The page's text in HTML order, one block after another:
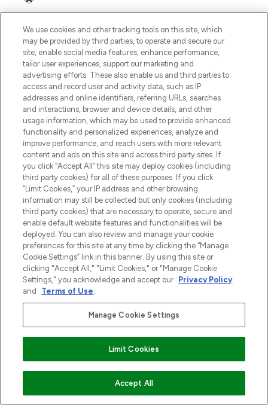
VOEG TOE AAN WINKELMANDJE
We use cookies and other tracking tools on this site, which
may be provided by third parties, to operate and secure our
site, enable social media features, enhance performance,
tailor user experiences, support our marketing and
advertising efforts. These also enable us and third parties to
access and record user and activity data, such as IP
addresses and online identifiers, referring URLs, searches
and interactions, browser and device details, and other
usage information, which may be used to provide enhanced
functionality and personalized experiences, analyze and
improve performance, and reach users with more relevant
content and ads on this site and across third party sites. If
you click “Accept All” this site may deploy cookies (including
third party cookies) for all of these purposes. If you click
“Limit Cookies,” your IP address and other browsing
information may still be collected but only cookies (including
third party cookies) that are necessary to operate, secure and
enable default website features and functionalities will be
deployed. You can also review and manage your cookie
preferences for this site at any time by clicking the “Manage
Cookie Settings” link in this banner. By using this site or
clicking "Accept All," "Limit Cookies," or "Manage Cookie
Settings," you acknowledge and accept our Privacy Policy
and
Terms of Use.
Manage Cookie Settings
Limit Cookies
Accept All